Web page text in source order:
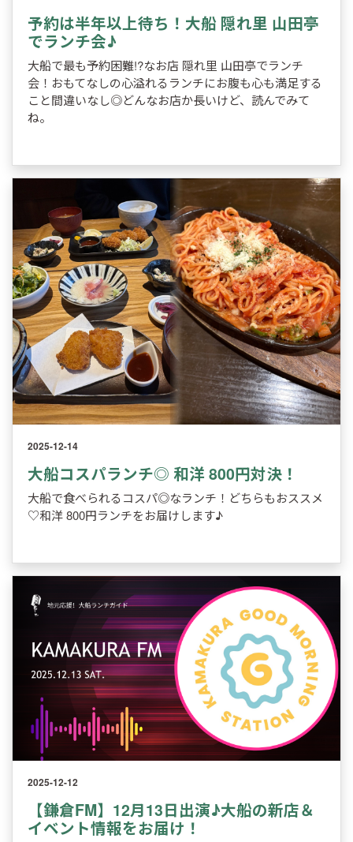
予約は半年以上待ち！大船 隠れ里 山田亭
でランチ会♪
大船で最も予約困難!?なお店 隠れ里 山田亭でランチ
会！おもてなしの心溢れるランチにお腹も心も満足する
こと間違いなし◎どんなお店か長いけど、読んでみて
ね。
2025-12-14
大船コスパランチ◎ 和洋 800円対決！
大船で食べられるコスパ◎なランチ！どちらもおススメ
♡和洋 800円ランチをお届けします♪
2025-12-12
【鎌倉FM】12月13日出演♪大船の新店＆
イベント情報をお届け！